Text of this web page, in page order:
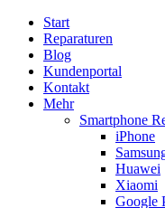
Start
Reparaturen
Blog
Kundenportal
Kontakt
Mehr
Smartphone
iPhone
Huawei
Xiaomi
Google